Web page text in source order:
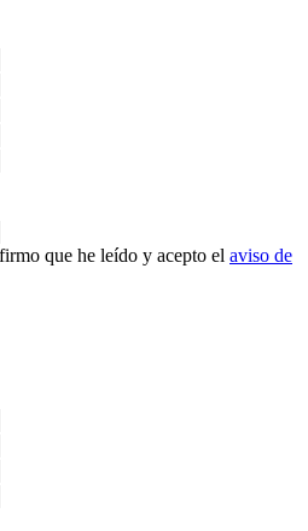
que he leído y acepto el aviso de